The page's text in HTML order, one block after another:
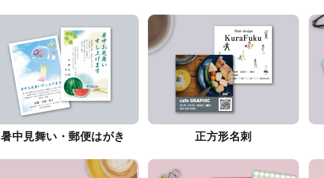
暑中見舞い・郵便はがき 正方形名刺